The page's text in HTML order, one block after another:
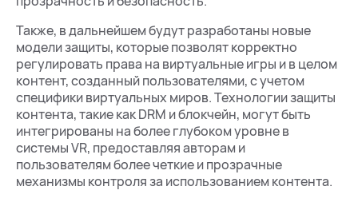
Также, в дальнейшем будут разработаны новые
модели защиты, которые позволят корректно
регулировать права на виртуальные игры и в целом
контент, созданный пользователями, с учетом
специфики виртуальных миров. Технологии защиты
контента, такие как DRM и блокчейн, могут быть
интегрированы на более глубоком уровне в
системы VR, предоставляя авторам и
пользователям более четкие и прозрачные
механизмы контроля за использованием контента.